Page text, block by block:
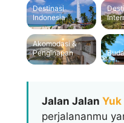
Destinasi
Indonesia
Akomodasi &
Penginapan
Jalan Jalan Yuk
perjalananmu